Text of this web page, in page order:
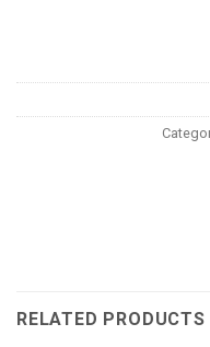
RELATED PRODUCTS